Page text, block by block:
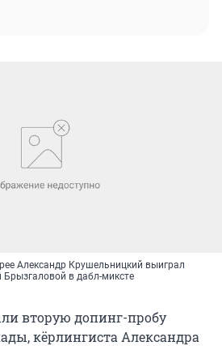
Александр Крушельницкий выиграл
Брызгаловой в дабл-миксте
вторую допинг-пробу
кёрлингиста Александра